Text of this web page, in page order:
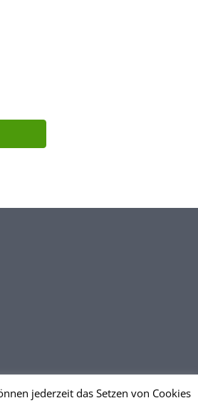
jederzeit das Setzen von Cookies